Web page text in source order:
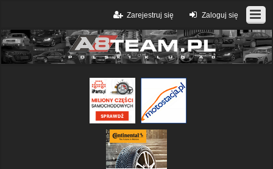
Zaloguj się
Zarejestruj się